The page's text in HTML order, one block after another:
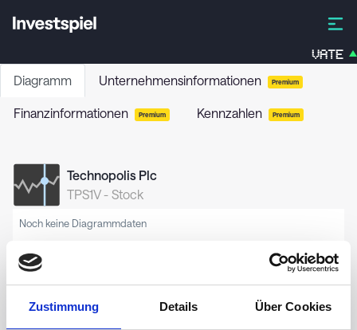
Zustimmung Details Über Cookies
VATE
Diagramm Unternehmensinformationen Premium
Finanzinformationen Premium Kennzahlen Premium
Technopolis Plc
TPS1V- Stock
Noch keine Diagrammdaten